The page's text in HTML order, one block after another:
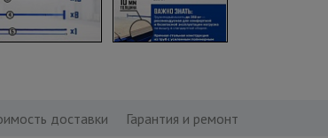
доставки Гарантия и ремонт